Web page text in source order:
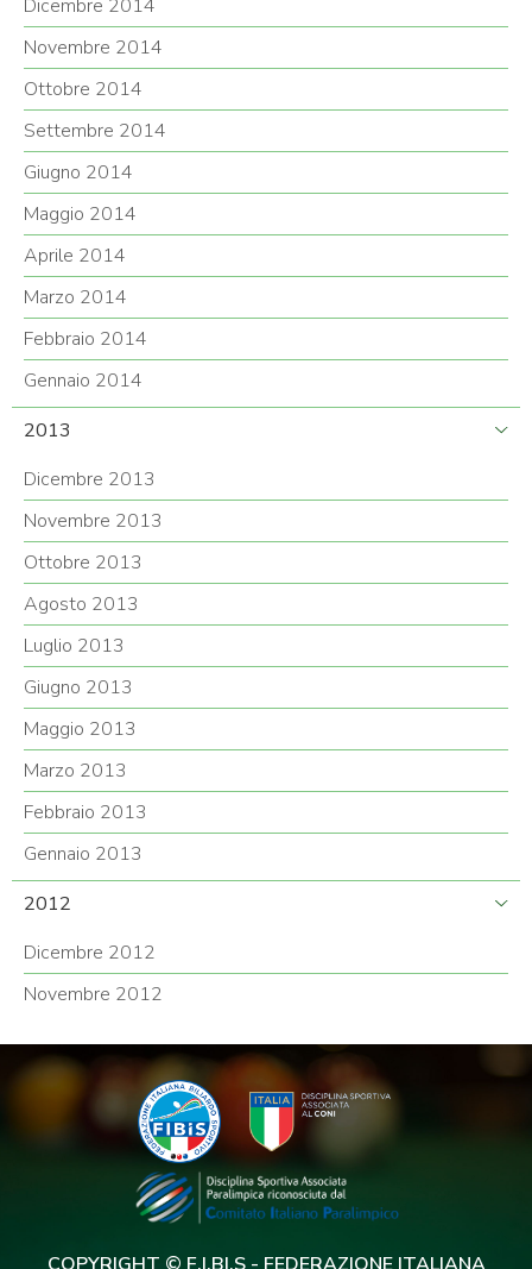
Dicembre 2014
Novembre 2014
Ottobre 2014
Settembre 2014
Giugno 2014
Maggio 2014
Aprile 2014
Marzo 2014
Febbraio 2014
Gennaio 2014
2013
Dicembre 2013
Novembre 2013
Ottobre 2013
Agosto 2013
Luglio 2013
Giugno 2013
Maggio 2013
Marzo 2013
Febbraio 2013
Gennaio 2013
2012
Dicembre 2012
Novembre 2012